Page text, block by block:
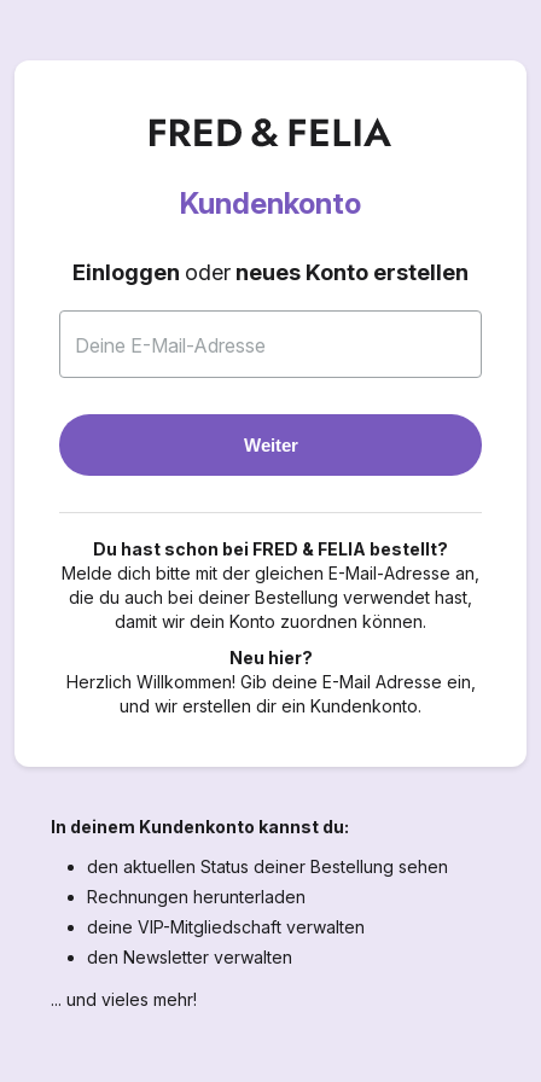
Kundenkonto
Einloggen oder neues Konto erstellen
Deine E-Mail-Adresse
Du hast schon bei FRED & FELIA bestellt?
Melde dich bitte mit der gleichen E-Mail-Adresse an,
die du auch bei deiner Bestellung verwendet hast,
damit wir dein Konto zuordnen können.
Neu hier?
Herzlich Willkommen! Gib deine E-Mail Adresse ein,
und wir erstellen dir ein Kundenkonto.
In deinem Kundenkonto kannst du:
den aktuellen Status deiner Bestellung sehen
Rechnungen herunterladen
deine VIP-Mitgliedschaft verwalten
den Newsletter verwalten
... und vieles mehr!